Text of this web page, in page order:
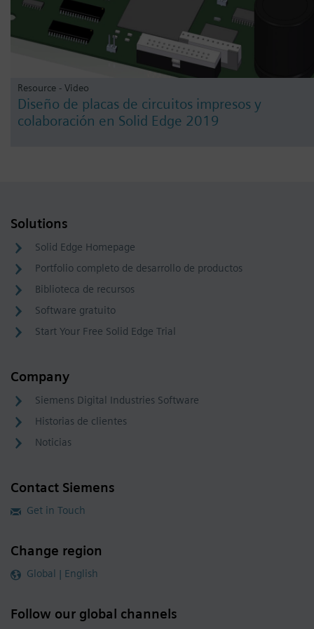
Resource - Video
Diseño de placas de circuitos impresos y
colaboración en Solid Edge 2019
Solutions
Solid Edge Homepage
Portfolio completo de desarrollo de productos
Biblioteca de recursos
Software gratuito
Start Your Free Solid Edge Trial
Company
Siemens Digital Industries Software
Historias de clientes
Noticias
Contact Siemens
Get in Touch
Change region
Global | English
Follow our global channels